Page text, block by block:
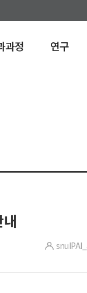
과정 연구